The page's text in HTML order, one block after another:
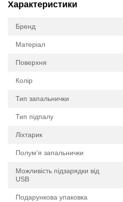
Характеристики
Бренд
Матеріал
Поверхня
Колір
Тип запальнички
Тип підпалу
Ліхтарик
Полум'я запальнички
Можливість підзарядки від
USB
Подарункова упаковка